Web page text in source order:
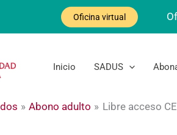
Oficina virtual
Inicio SADUS
Abono adulto Libre acceso